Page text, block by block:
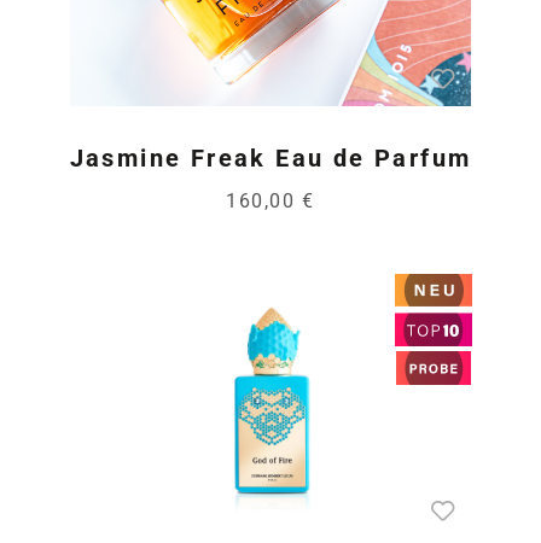
Jasmine Freak Eau de Parfum
160,00 €